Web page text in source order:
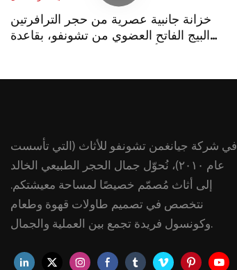
خزانة جانبية عصرية من حجر الترافرتين
البيج الفاتح العضوي من تشونفو، بقاعدة
في شركة جيانغمن تشونفو للأثاث (التي تأسست
عام ٢٠١٠)، نُحوّل جمال الحجر الطبيعي الخالد
إلى أثاث مُصمّم خصيصًا لمساحة معيشتكم.
نتخصص في تصميم طاولات قهوة وطعام
وكونسول فريدة تجمع بين العملية والجمال.